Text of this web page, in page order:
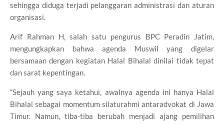
sehingga diduga terjadi pelanggaran administrasi dan aturan
organisasi.
Arif Rahman H, salah satu pengurus BPC Peradin Jatim,
mengungkapkan bahwa agenda Muswil yang digelar
bersamaan dengan kegiatan Halal Bihalal dinilai tidak tepat
dan sarat kepentingan.
“Sejauh yang saya ketahui, awalnya agenda ini hanya Halal
Bihalal sebagai momentum silaturahmi antaradvokat di Jawa
Timur. Namun, tiba-tiba berubah menjadi ajang pemilihan